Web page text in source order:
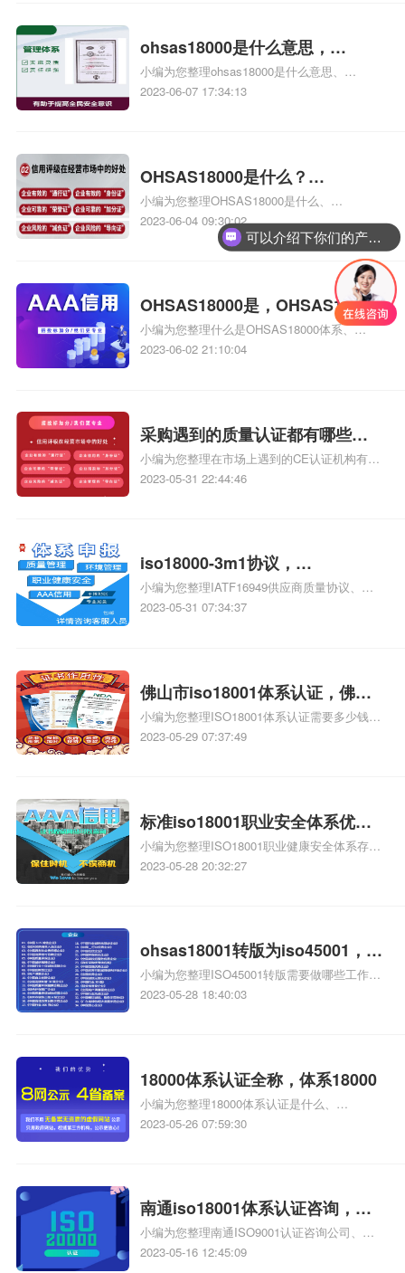
看下方正文！
ohsas18000是什么意思，
OHSAS18000是什么意思
小编为您整理ohsas18000是什么意思、
ISO9001、HACCP、ISO22000、
OHSAS18000是什么标准相关iso体系认证知
识，详情可查看下方正文！
2023-06-07 17:34:13
OHSAS18000是什么？
ohsas18000是什么？
小编为您整理OHSAS18000是什么、
OHSAS18000是什么标准、请问OHSAS18000
是什么、ohsas18000是什么意思、
OHSAS18000的中文名称是什么相关iso体系认
2023-06-04 09:30:02
OHSAS18000是，OHSAS18000
是( )体系
小编为您整理什么是OHSAS18000体系、
OHSAS18000认证范围是哪些、OHSAS18000
2023-06-02 21:10:04
采购遇到的质量认证都有哪些？
办理ohsas18000遇到哪些问题？
小编为您整理在市场上遇到的CE认证机构有哪
些、质量管理体系都有哪些认证、锂电池的质
2023-05-31 22:44:46
iso18000-3m1协议，
isoiec18000-2协议
小编为您整理IATF16949供应商质量协议、
ISO/IEC18000是什么协议、拍拍网3C认证的
议是啥关系有人知道么相关iso体系认证知识，
详情可查看下方正文！
2023-05-31 07:34:37
佛山市iso18001体系认证，佛山
市iso18001认证
小编为您整理ISO18001体系认证需要多少钱、
ISO18001指的是什么体系、ISO18001指的是
2023-05-29 07:37:49
标准iso18001职业安全体系优
势，iso18001职业安全体系优势
小编为您整理ISO18001职业健康安全体系存在
的价值体现在哪、ISO18001职业健康安全体系
ISO18001职业健康体系认证办理需要多少费用
相关iso体系认证知识，详情可查看下方正文！
2023-05-28 20:32:27
ohsas18001转版为iso45001，
iso45001转版
小编为您整理ISO45001转版需要做哪些工作、
ISO19001-2000版转版为19001-2008版时原文
要工作有哪些相关iso体系认证知识，详情可查
看下方正文！
2023-05-28 18:40:03
18000体系认证全称，体系18000
小编为您整理18000体系认证是什么、
ISO18000安全体系认证问题、ISO18000安全
下方正文！
2023-05-26 07:59:30
南通iso18001体系认证咨询，南
通iso18001认证咨询
小编为您整理南通ISO9001认证咨询公司、南
通iso27001信息认证咨询找、南通哪家认证咨
2023-05-16 12:45:09
可以介绍下你们的产品么？